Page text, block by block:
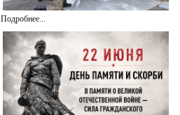
Подробнее...